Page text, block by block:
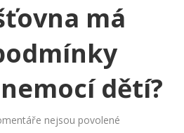
má
dětí?
nejsou povolené